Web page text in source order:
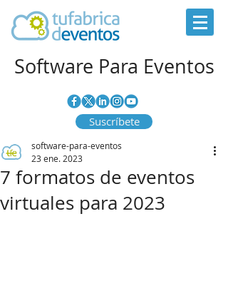
Software Para Eventos
Suscríbete
7 formatos de eventos
virtuales para 2023
software-para-eventos
23 ene. 2023